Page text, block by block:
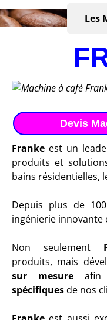
Les
Devis
Franke est un
produits et
bains résidentielles,
Depuis plus de
ingénierie innovante
Non seulement
produits, mais
sur mesure afin
spécifiquesde nos